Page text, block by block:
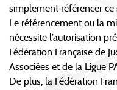
simplement référencer ce
Le référencement ou la
nécessite l’autorisation
Fédération Française de
Associées et de la Ligue
De plus, la Fédération